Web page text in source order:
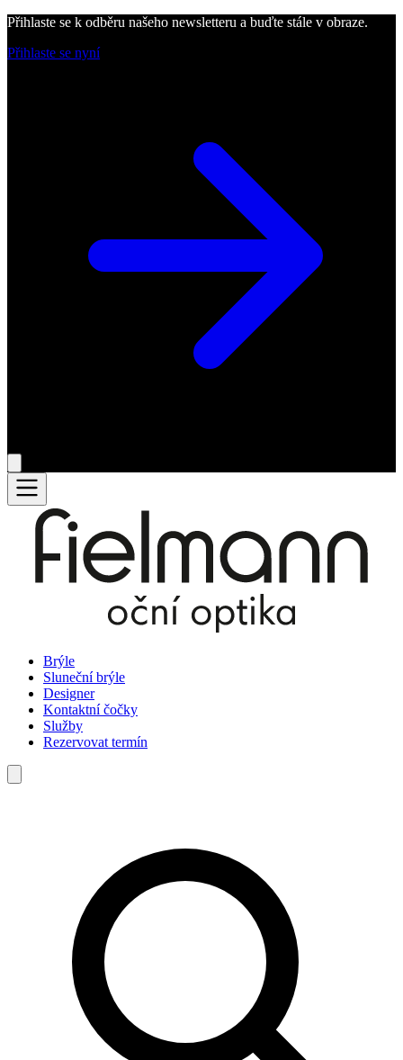
Přihlaste se k odběru našeho newsletteru a buďte stále v obraze.
Přihlaste se nyní
Brýle
Sluneční brýle
Designer
Kontaktní čočky
Služby
Rezervovat termín